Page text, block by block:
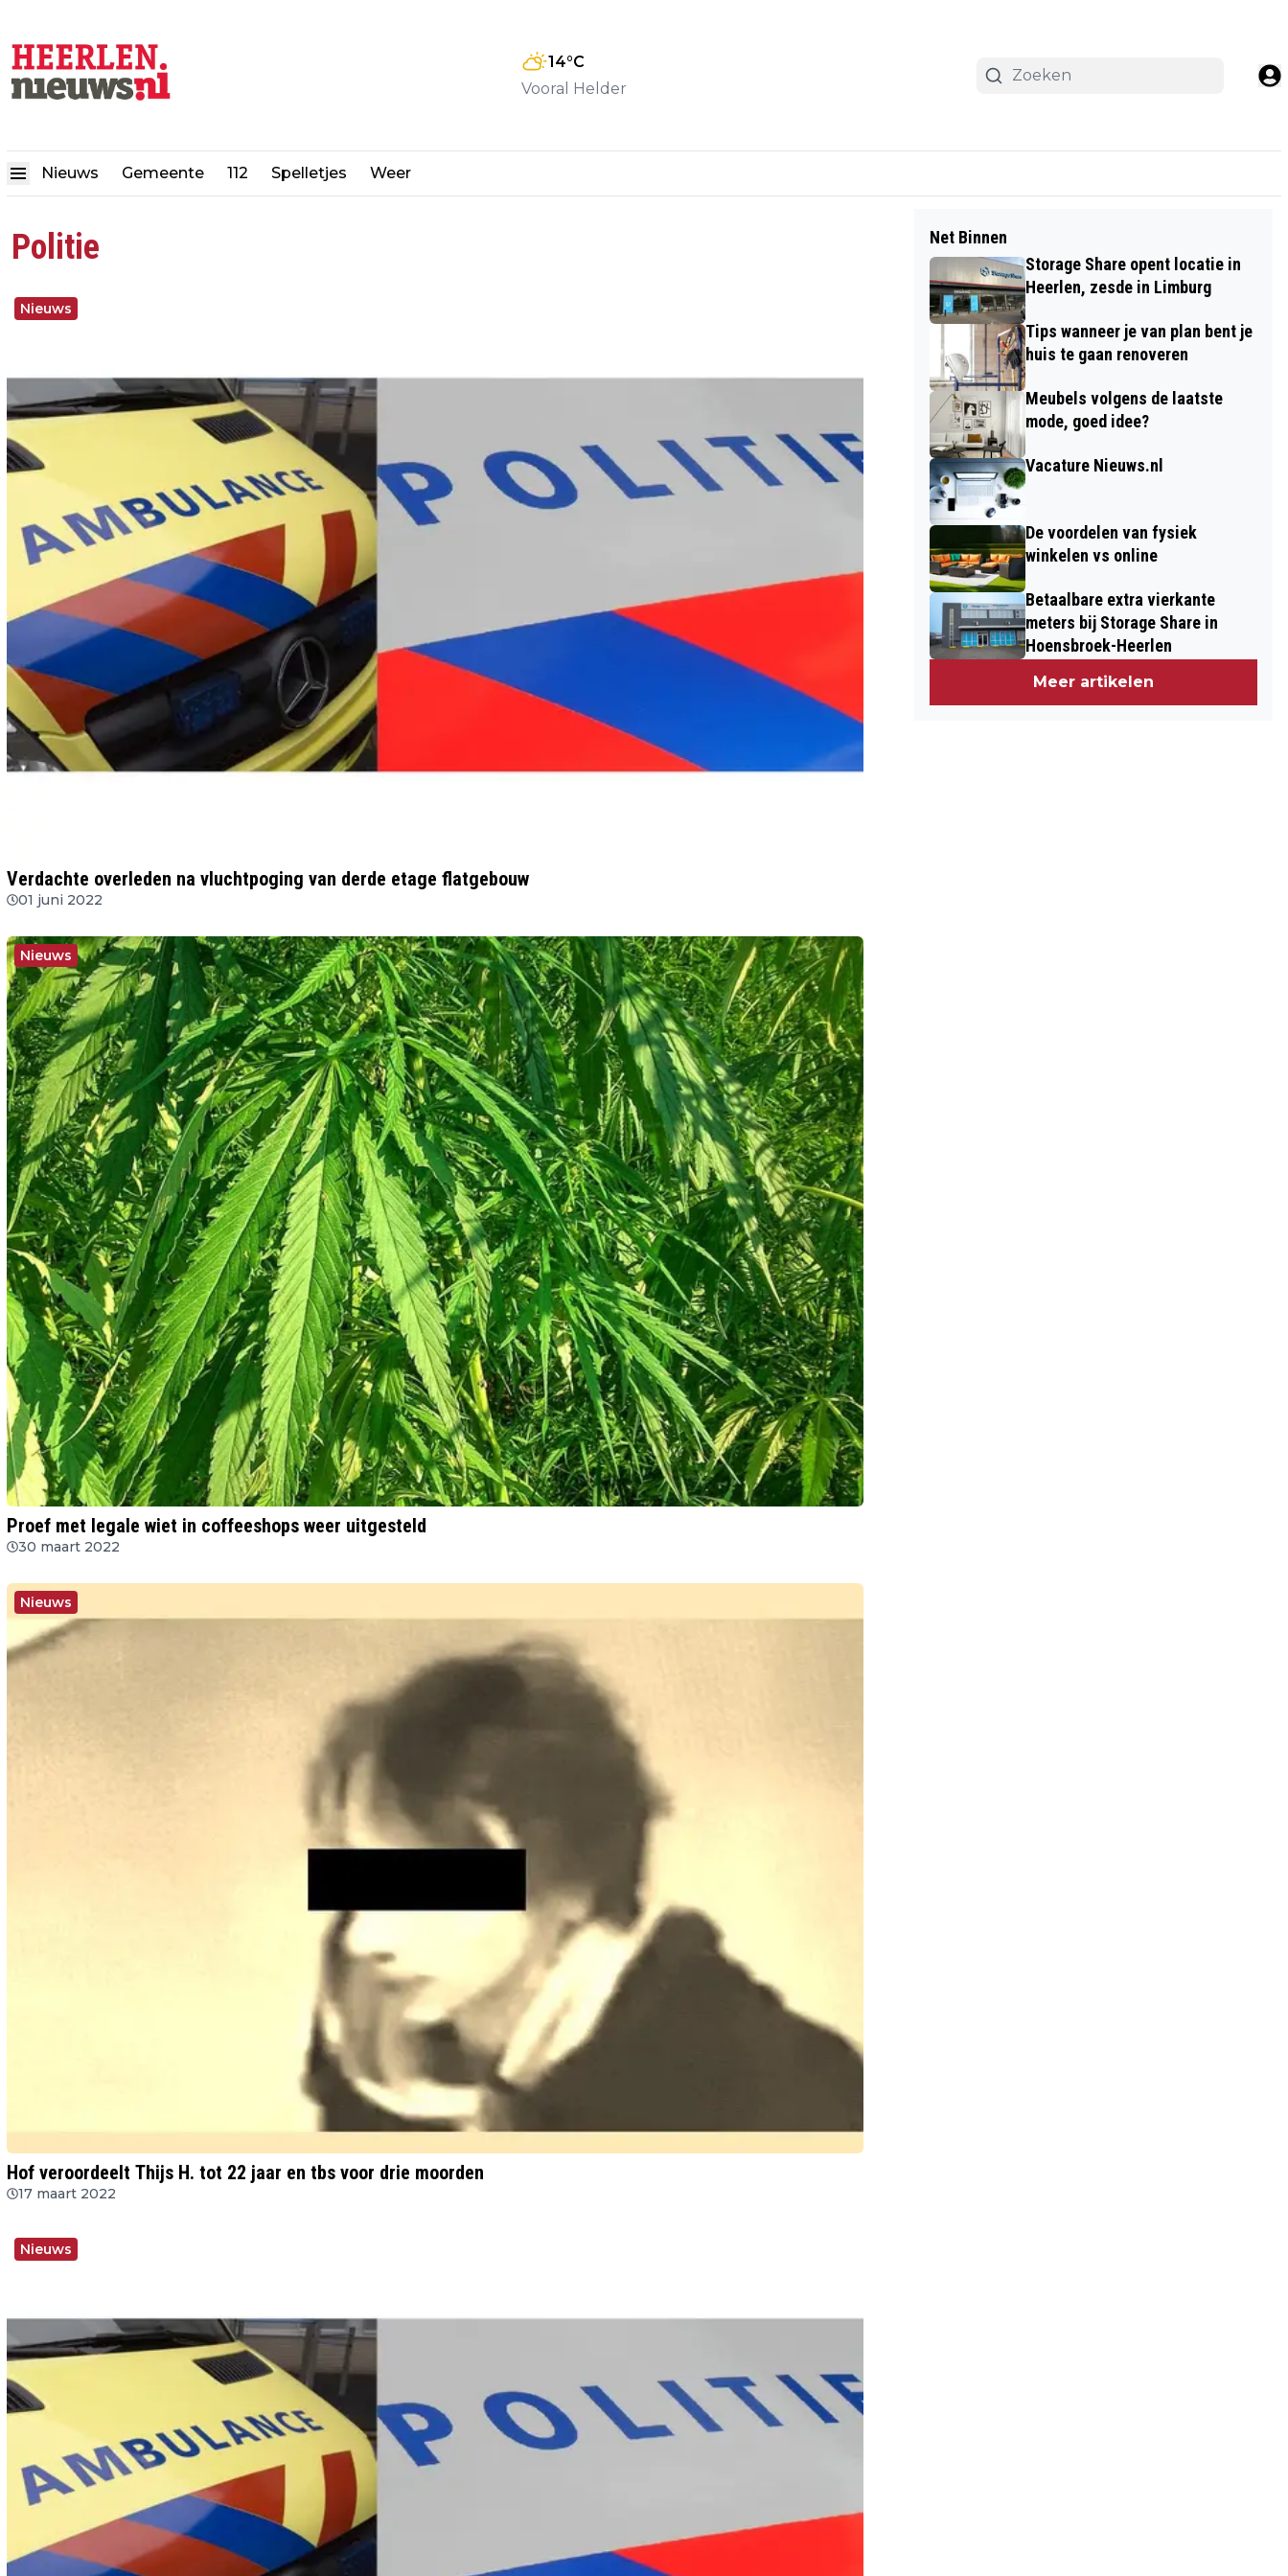
14°C
Vooral Helder
Nieuws Gemeente 112 Spelletjes Weer
Politie
Nieuws
Verdachte overleden na vluchtpoging van derde etage flatgebouw
01 juni 2022
Nieuws
Proef met legale wiet in coffeeshops weer uitgesteld
30 maart 2022
Nieuws
Hof veroordeelt Thijs H. tot 22 jaar en tbs voor drie moorden
17 maart 2022
Nieuws
Net Binnen
Storage Share opent locatie in
Heerlen, zesde in Limburg
Tips wanneer je van plan bent je
huis te gaan renoveren
Meubels volgens de laatste
mode, goed idee?
Vacature Nieuws.nl
De voordelen van fysiek
winkelen vs online
Betaalbare extra vierkante
meters bij Storage Share in
Hoensbroek-Heerlen
Meer artikelen